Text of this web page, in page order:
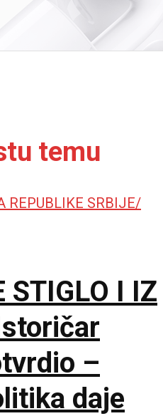
temu
STIGLO I IZ
–
daje